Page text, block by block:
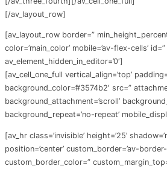
[/av_layout_row]
[av_layout_row border=”
color=’main_color’ mobile=’av-flex-cells’ id=”
av_element_hidden_in_editor=’0′]
[av_cell_one_full vertical_align=’top’
background_color=’#3574b2′ src=”
background_attachment=’scroll’
background_repeat=’no-repeat’
[av_hr class=’invisible’ height=’25’
position=’center’ custom_border=’av-
custom_border_color=”